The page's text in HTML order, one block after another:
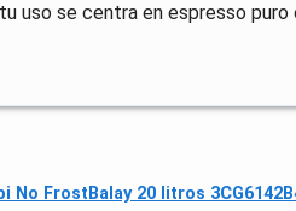
uso se centra en espresso puro
No Frost Balay 20 litros